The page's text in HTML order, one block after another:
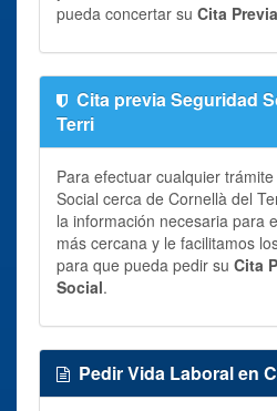
pueda concertar su Cita
Cita previa Seguridad
Terri
Para efectuar cualquier
Social cerca de Cornellà del
la información necesaria para
más cercana y le facilitamos
para que pueda pedir su Cita
Social.
Pedir Vida Laboral en